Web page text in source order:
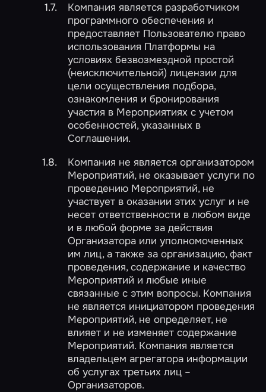
Компания является разработчиком
программного обеспечения и
предоставляет Пользователю право
использования Платформы на
условиях безвозмездной простой
(неисключительной) лицензии для
цели осуществления подбора,
ознакомления и бронирования
участия в Мероприятиях с учетом
особенностей, указанных в
Соглашении.
Компания не является организатором
Мероприятий, не оказывает услуги по
проведению Мероприятий, не
участвует в оказании этих услуг и не
несет ответственности в любом виде
и в любой форме за действия
Организатора или уполномоченных
им лиц, а также за организацию, факт
проведения, содержание и качество
Мероприятий и любые иные
связанные с этим вопросы. Компания
не является инициатором проведения
Мероприятий, не определяет, не
влияет и не изменяет содержание
Мероприятий. Компания является
владельцем агрегатора информации
об услугах третьих лиц –
Организаторов.